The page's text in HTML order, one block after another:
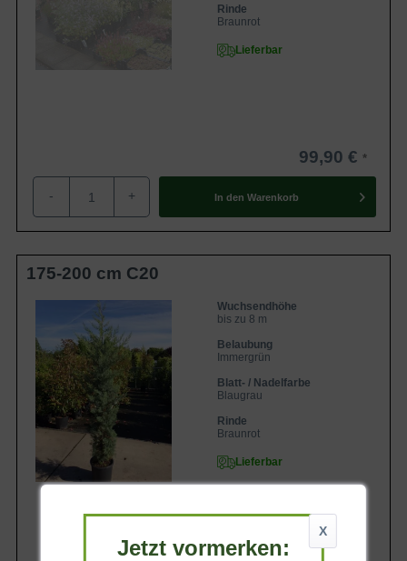
Rinde
Braunrot
Lieferbar
99,90 €
- + In den Warenkorb
175-200 cm C20
Wuchsendhöhe
bis zu 8 m
Belaubung
Immergrün
Blatt- / Nadelfarbe
Blaugrau
Rinde
Braunrot
Lieferbar
X
Jetzt vormerken: